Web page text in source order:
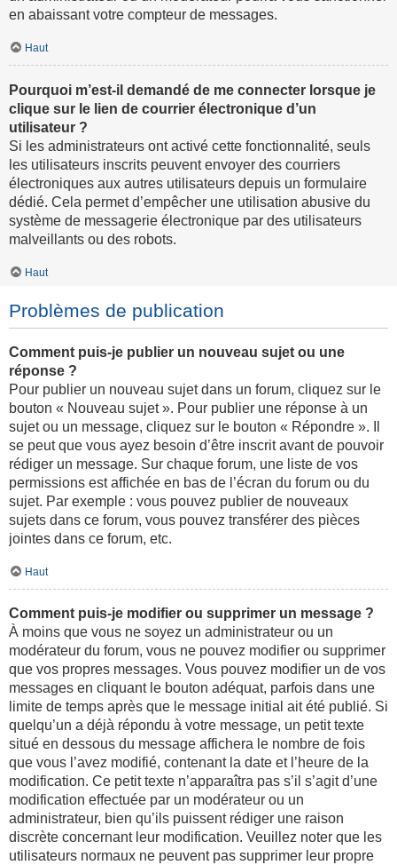
en abaissant votre compteur de messages.
Haut
Pourquoi m’est-il demandé de me connecter lorsque je
clique sur le lien de courrier électronique d’un
utilisateur ?
Si les administrateurs ont activé cette fonctionnalité, seuls
les utilisateurs inscrits peuvent envoyer des courriers
électroniques aux autres utilisateurs depuis un formulaire
dédié. Cela permet d’empêcher une utilisation abusive du
système de messagerie électronique par des utilisateurs
malveillants ou des robots.
Haut
Problèmes de publication
Comment puis-je publier un nouveau sujet ou une
réponse ?
Pour publier un nouveau sujet dans un forum, cliquez sur le
bouton « Nouveau sujet ». Pour publier une réponse à un
sujet ou un message, cliquez sur le bouton « Répondre ». Il
se peut que vous ayez besoin d’être inscrit avant de pouvoir
rédiger un message. Sur chaque forum, une liste de vos
permissions est affichée en bas de l’écran du forum ou du
sujet. Par exemple : vous pouvez publier de nouveaux
sujets dans ce forum, vous pouvez transférer des pièces
jointes dans ce forum, etc.
Haut
Comment puis-je modifier ou supprimer un message ?
À moins que vous ne soyez un administrateur ou un
modérateur du forum, vous ne pouvez modifier ou supprimer
que vos propres messages. Vous pouvez modifier un de vos
messages en cliquant le bouton adéquat, parfois dans une
limite de temps après que le message initial ait été publié. Si
quelqu’un a déjà répondu à votre message, un petit texte
situé en dessous du message affichera le nombre de fois
que vous l’avez modifié, contenant la date et l’heure de la
modification. Ce petit texte n’apparaîtra pas s’il s’agit d’une
modification effectuée par un modérateur ou un
administrateur, bien qu’ils puissent rédiger une raison
discrète concernant leur modification. Veuillez noter que les
utilisateurs normaux ne peuvent pas supprimer leur propre